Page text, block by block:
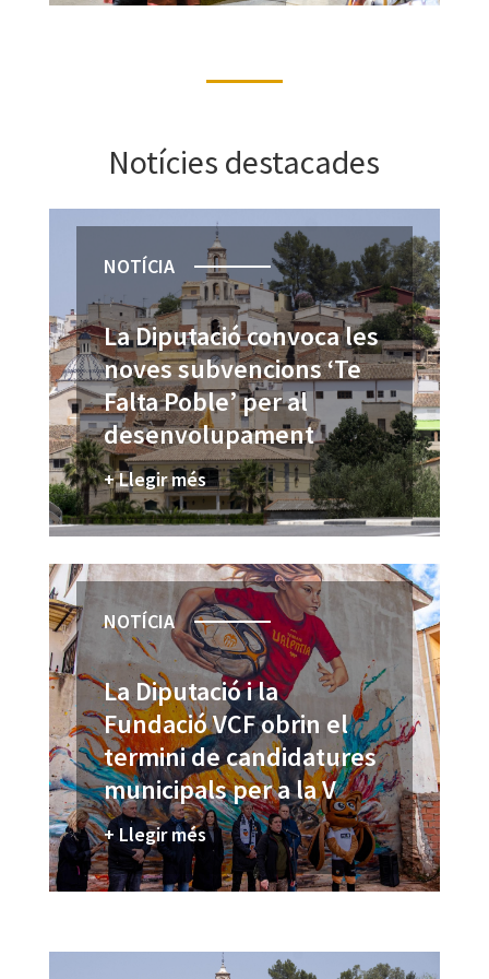
Notícies destacades
NOTÍCIA
La Diputació convoca les
noves subvencions ‘Te
Falta Poble’ per al
desenvolupament
turístic de localitats amb
menys de 15.000
habitants
+ Llegir més
NOTÍCIA
La Diputació i la
Fundació VCF obrin el
termini de candidatures
municipals per a la V
Ruta d’Art Urbà del
Valencia CF
+ Llegir més